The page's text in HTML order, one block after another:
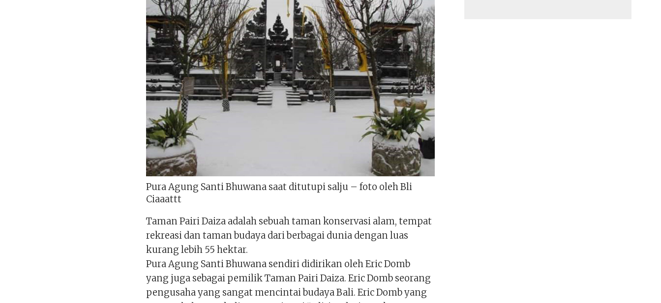
Pura Agung Santi Bhuwana saat ditutupi salju – foto oleh Bli
Ciaaattt
Taman Pairi Daiza adalah sebuah taman konservasi alam, tempat
rekreasi dan taman budaya dari berbagai dunia dengan luas
kurang lebih 55 hektar.
Pura Agung Santi Bhuwana sendiri didirikan oleh Eric Domb
yang juga sebagai pemilik Taman Pairi Daiza. Eric Domb seorang
pengusaha yang sangat mencintai budaya Bali. Eric Domb yang